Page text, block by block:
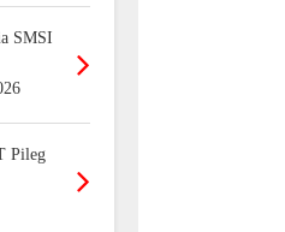
SMSI
Pileg